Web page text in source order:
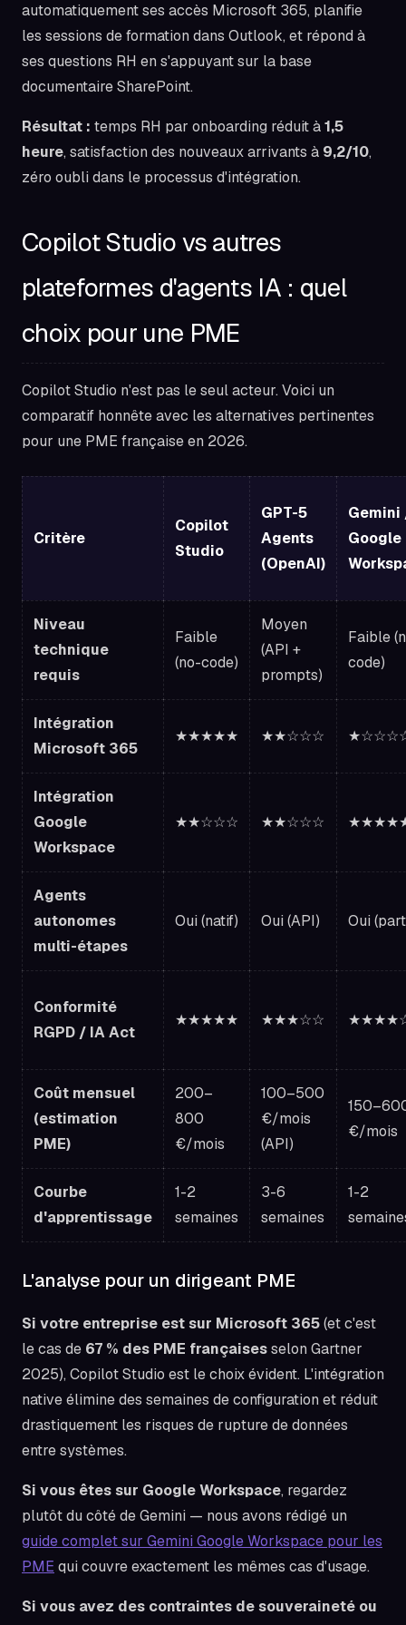
automatiquement ses accès Microsoft 365, planifie
les sessions de formation dans Outlook, et répond à
ses questions RH en s'appuyant sur la base
documentaire SharePoint.
Résultat : temps RH par onboarding réduit à1,5
heure, satisfaction des nouveaux arrivants à 9,2/10,
zéro oubli dans le processus d'intégration.
Copilot Studio vs autres
plateformes d'agents IA : quel
choix pour une PME
Copilot Studio n'est pas le seul acteur. Voici un
comparatif honnête avec les alternatives pertinentes
pour une PME française en 2026.
Critère
Copilot
Studio
GPT-5
Agents
(OpenAI)
Gemini
Google
Niveau
technique
requis
Faible
(no-code)
Moyen
(API +
prompts)
Faible
code)
Intégration
Microsoft 365
★★★★★ ★★☆☆☆
Intégration
Google
Workspace
★★☆☆☆ ★★☆☆☆
Agents
autonomes
multi-étapes
Oui (natif) Oui (API) Oui
Conformité
RGPD / IA Act
★★★★★ ★★★☆☆
Coût mensuel
(estimation
PME)
200–
800
€/mois
100–500
€/mois
(API)
€/mois
Courbe
d'apprentissage
1-2
semaines
3-6
semaines
1-2
L'analyse pour un dirigeant PME
Si votre entreprise est sur Microsoft 365(et c'est
le cas de 67 % des PME françaisesselon Gartner
2025), Copilot Studio est le choix évident. L'intégration
native élimine des semaines de configuration et réduit
drastiquement les risques de rupture de données
entre systèmes.
Si vous êtes sur Google Workspace, regardez
plutôt du côté de Gemini — nous avons rédigé un
guide complet sur Gemini Google Workspace pour les
PME qui couvre exactement les mêmes cas d'usage.
Si vous avez des contraintes de souveraineté ou